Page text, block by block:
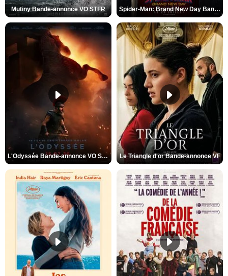
Mutiny Bande-annonce VO STFR Spider-Man: Brand New Day Bande-annonce VO STFR
L'Odyssée Bande-annonce VO STFR Le Triangle d'or Bande-annonce VF